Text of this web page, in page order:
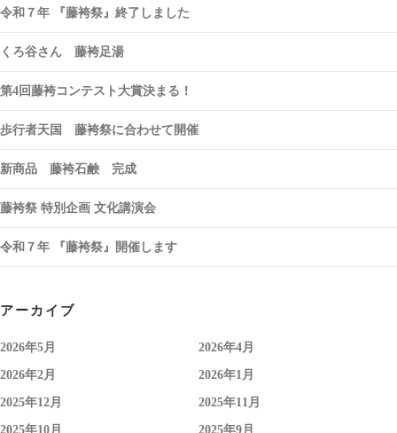
令和７年 『藤袴祭』終了しました
くろ谷さん 藤袴足湯
第4回藤袴コンテスト大賞決まる！
歩行者天国 藤袴祭に合わせて開催
新商品 藤袴石鹸 完成
藤袴祭 特別企画 文化講演会
令和７年 『藤袴祭』開催します
アーカイブ
2026年5月 2026年4月
2026年2月 2026年1月
2025年12月 2025年11月
2025年10月 2025年9月